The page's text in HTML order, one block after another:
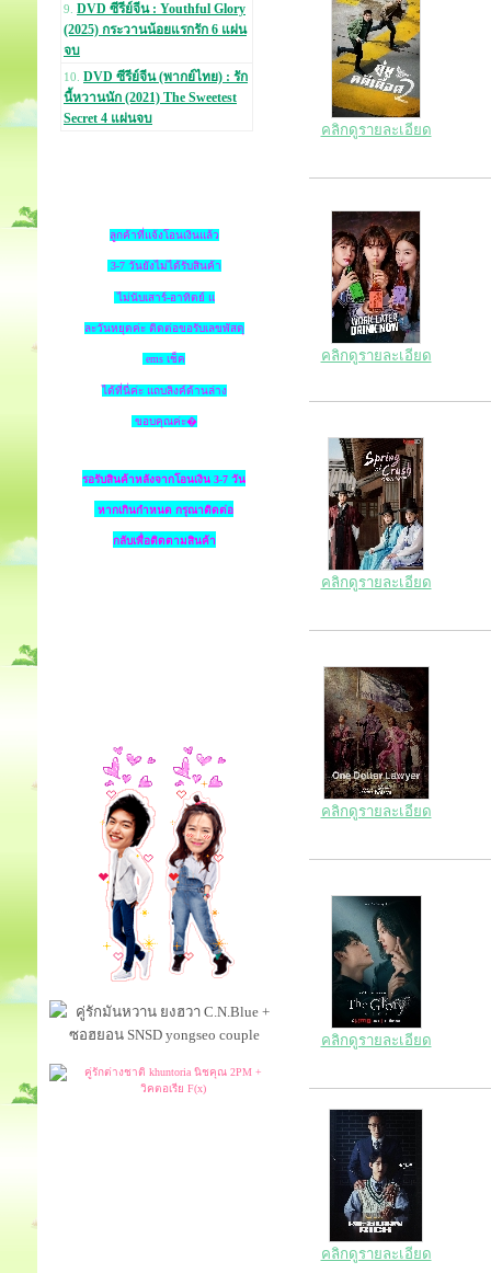
9. DVD ซีรีย์จีน : Youthful Glory
(2025) กระวานน้อยแรกรัก 6 แผ่น
จบ
10. DVD ซีรีย์จีน (พากย์ไทย) : รัก
นี้หวานนัก (2021) The Sweetest
Secret 4 แผ่นจบ
ลูกค้าที่แจ้งโอนเงินแล้ว
3-7 วันยังไม่ได้รับสินค้า
ไม่นับเสาร์-อาทิตย์ แ
ละวันหยุดค่ะ ติดต่อขอรับเลขพัสดุ
ems เช็ค
ได้ที่นี่ค่ะ แถบลิงค์ด้านล่าง
ขอบคุณค่ะ�
รอรับสินค้าหลังจากโอนเงิน 3-7 วัน
หากเกินกำหนด กรุณาติดต่อ
กลับเพื่อติดตามสินค้า
คลิกดูรายละเอียด
คลิกดูรายละเอียด
คลิกดูรายละเอียด
คลิกดูรายละเอียด
คลิกดูรายละเอียด
คลิกดูรายละเอียด